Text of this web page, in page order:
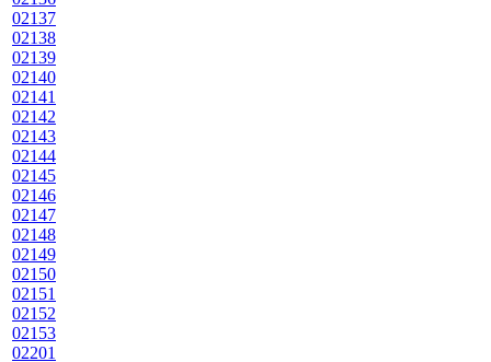
02137
02138
02139
02140
02141
02142
02143
02144
02145
02146
02147
02148
02149
02150
02151
02152
02153
02201